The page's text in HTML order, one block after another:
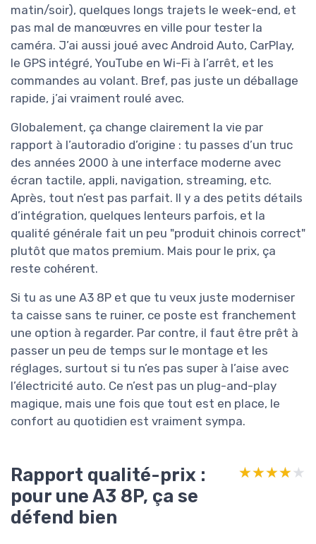
matin/soir), quelques longs trajets le week-end, et
pas mal de manœuvres en ville pour tester la
caméra. J’ai aussi joué avec Android Auto, CarPlay,
le GPS intégré, YouTube en Wi-Fi à l’arrêt, et les
commandes au volant. Bref, pas juste un déballage
rapide, j’ai vraiment roulé avec.
Globalement, ça change clairement la vie par
rapport à l’autoradio d’origine : tu passes d’un truc
des années 2000 à une interface moderne avec
écran tactile, appli, navigation, streaming, etc.
Après, tout n’est pas parfait. Il y a des petits détails
d’intégration, quelques lenteurs parfois, et la
qualité générale fait un peu "produit chinois correct"
plutôt que matos premium. Mais pour le prix, ça
reste cohérent.
Si tu as une A3 8P et que tu veux juste moderniser
ta caisse sans te ruiner, ce poste est franchement
une option à regarder. Par contre, il faut être prêt à
passer un peu de temps sur le montage et les
réglages, surtout si tu n’es pas super à l’aise avec
l’électricité auto. Ce n’est pas un plug-and-play
magique, mais une fois que tout est en place, le
confort au quotidien est vraiment sympa.
Rapport qualité-prix :
pour une A3 8P, ça se
défend bien
★★★★★
★★★★★